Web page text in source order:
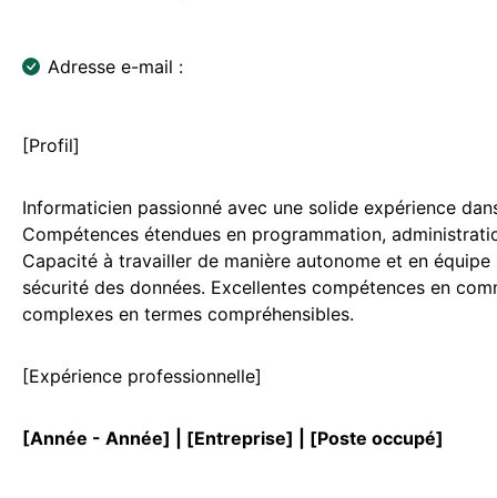
Adresse e-mail :
[Profil]
Informaticien passionné avec une solide expérience
Compétences étendues en programmation,
Capacité à travailler de manière autonome et en
sécurité des données. Excellentes compétences en
complexes en termes compréhensibles.
[Expérience professionnelle]
[Année - Année] | [Entreprise] | [Poste occupé]